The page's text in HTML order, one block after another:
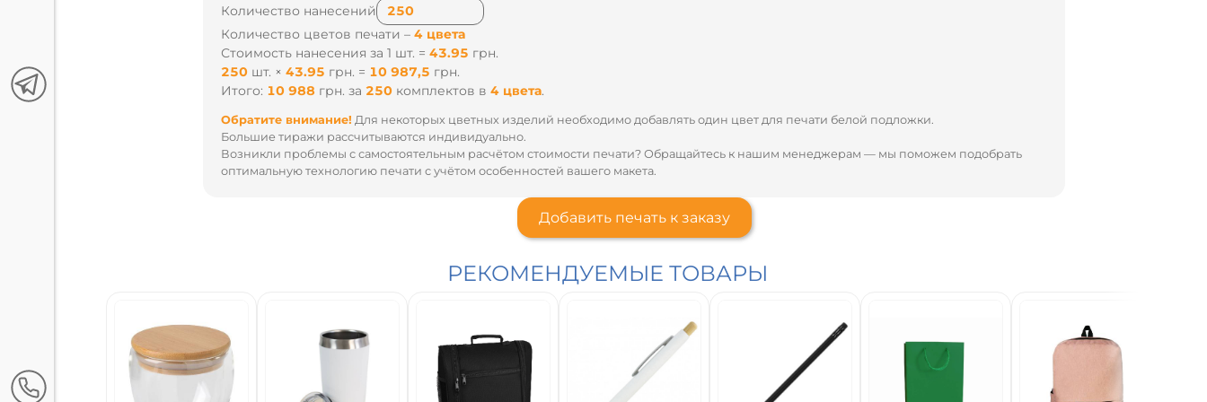
Количество нанесений
Количество цветов печати – 4 цвета
Стоимость нанесения за 1 шт. = 37.67 грн.
500 шт. × 37.67 грн. = 18 835 грн.
Итого: 18 835 грн. за 500 комплектов в 4 цвета.
Обратите внимание! Для некоторых цветных изделий необходимо добавлять один цвет для печати белой подложки.
Большие тиражи рассчитываются индивидуально.
Возникли проблемы с самостоятельным расчётом стоимости печати? Обращайтесь к нашим менеджерам — мы поможем подобрать
оптимальную технологию печати с учётом особенностей вашего макета.
Добавить печать к заказу
РЕКОМЕНДУЕМЫЕ ТОВАРЫ